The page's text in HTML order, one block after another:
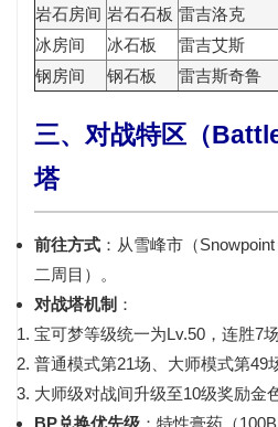
岩石房间 岩石石板 雷吉洛克
冰房间
冰石板
雷吉艾斯
钢房间
钢石板 雷吉斯奇鲁
三、对战特区（
塔
前往方式 ：从雪峰市（
二周目）。
对战塔机制 ：
宝可梦等级统一为Lv.50，连胜7场
普通模式第21场、大师模式第49
大师级对战间升级至10级奖励金
BP兑换优先级 ：特性膏药（